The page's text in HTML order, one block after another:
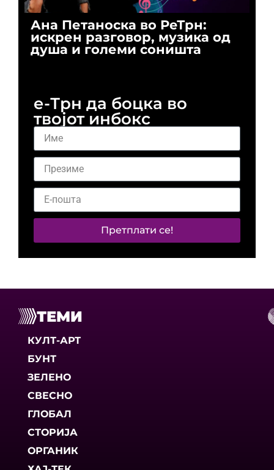
Ана Петаноска во РеТрн:
искрен разговор, музика од
душа и големи соништа
е-Трн да боцка во
твојот инбокс
Претплати се!
ТЕМИ
КУЛТ-АРТ
БУНТ
ЗЕЛЕНО
СВЕСНО
ГЛОБАЛ
СТОРИЈА
ОРГАНИК